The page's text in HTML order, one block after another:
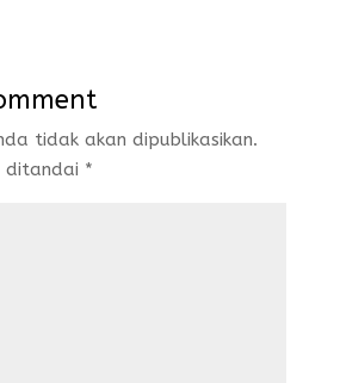
tidak akan dipublikasikan.
ditandai *